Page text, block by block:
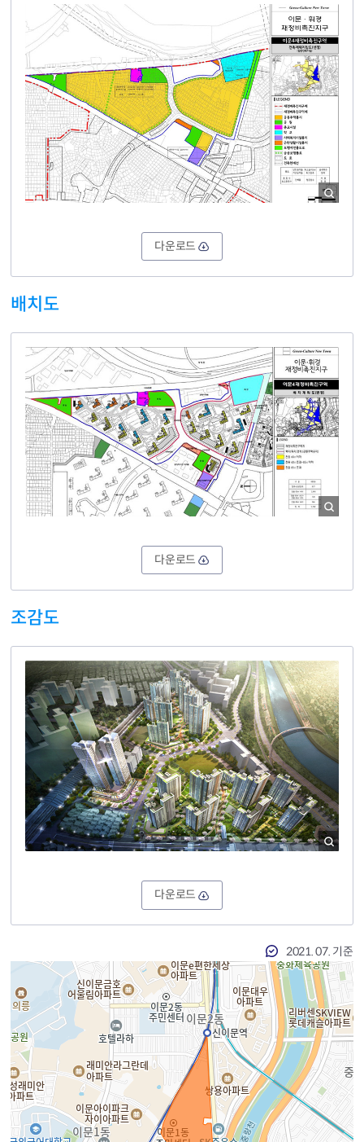
다운로드
배치도
다운로드
조감도
다운로드
2021. 07. 기준